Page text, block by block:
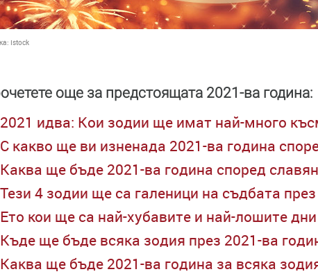
Istock
още за предстоящата 2021-ва година:
2021 идва: Кои зодии ще имат най-много
С какво ще ви изненада 2021-ва година
Каква ще бъде 2021-ва година според
Тези 4 зодии ще са галеници на съдбата
Ето кои ще са най-хубавите и най-лошите
Къде ще бъде всяка зодия през 2021-ва
Каква ще бъде 2021-ва година за всяка